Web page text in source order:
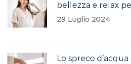
bellezza e relax
29 Luglio 2024
Lo spreco